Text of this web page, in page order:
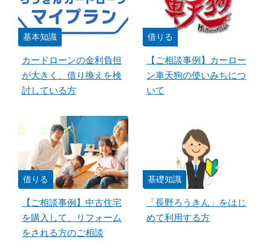
基本知識
カードローンの金利負担
が大きく、借り換えを検
討している方
借りる
【ご相談事例】カーロー
ン車天狗の使いみちにつ
いて
借りる
【ご相談事例】中古住宅
を購入して、リフォーム
をされる方のご相談
基礎知識
「長野ろうきん」をはじ
めて利用する方